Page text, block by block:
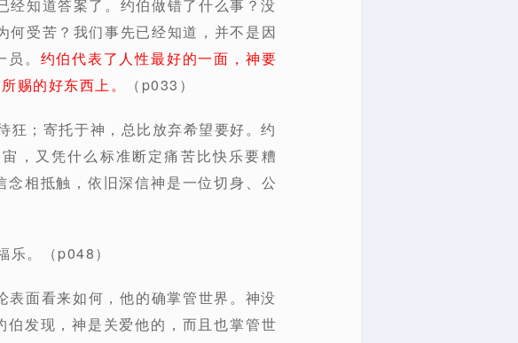
经知道答案了。约伯做错了什么事？没
何受苦？我们事先已经知道，并不是因
。 约伯代表了人性最好的一面，神要
赐的好东西上。
（p033）
狂；寄托于神，总比放弃希望要好。约
，又凭什么标准断定痛苦比快乐要糟
相抵触，依旧深信神是一位切身、公
。（p048）
面看来如何，他的确掌管世界。神没
发现，神是关爱他的，而且也掌管世